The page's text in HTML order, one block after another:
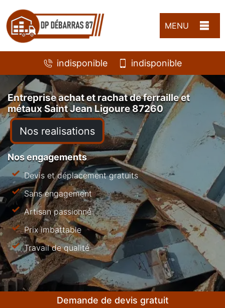
MENU
indisponible indisponible
Entreprise achat et rachat de ferraille et
métaux Saint Jean Ligoure 87260
Nos realisations
Nos engagements
Devis et déplacement gratuits
Sans engagement
Artisan passionné
Prix imbattable
Travail de qualité
Demande de devis gratuit